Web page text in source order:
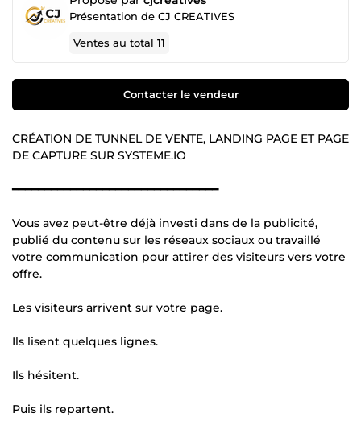
Présentation de CJ CREATIVES
Ventes au total11
Contacter le vendeur
CRÉATION DE TUNNEL DE VENTE, LANDING PAGE ET PAGE
DE CAPTURE SUR SYSTEME.IO
━━━━━━━━━━━━━━━━━━━━━━━━━━━━━━━━
Vous avez peut-être déjà investi dans de la publicité,
publié du contenu sur les réseaux sociaux ou travaillé
votre communication pour attirer des visiteurs vers votre
offre.
Les visiteurs arrivent sur votre page.
Ils lisent quelques lignes.
Ils hésitent.
Puis ils repartent.